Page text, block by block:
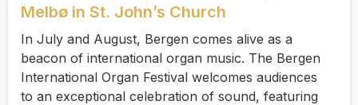
Melbø in St. John’s Church
In July and August, Bergen comes alive as a
beacon of international organ music. The Bergen
International Organ Festival welcomes audiences
to an exceptional celebration of sound, featuring